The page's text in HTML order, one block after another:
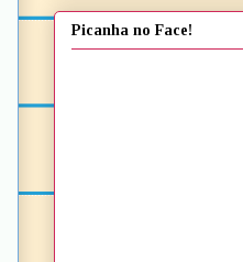
Picanha no Face!